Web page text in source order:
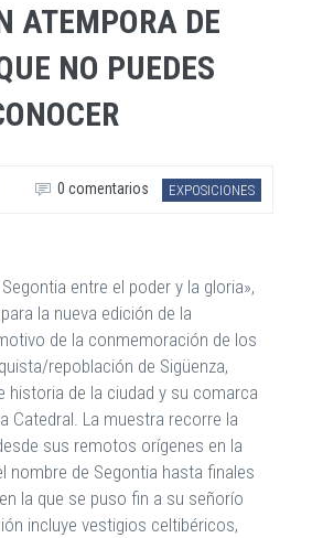
ATEMPORA DE
NO PUEDES
EXPOSICIONES
0 comentarios
entre el poder y la gloria»,
la nueva edición de la
de la conmemoración de los
repoblación de Sigüenza,
historia de la ciudad y su comarca
Catedral. La muestra recorre la
sus remotos orígenes en la
nombre de Segontia hasta finales
la que se puso fin a su señorío
incluye vestigios celtibéricos,